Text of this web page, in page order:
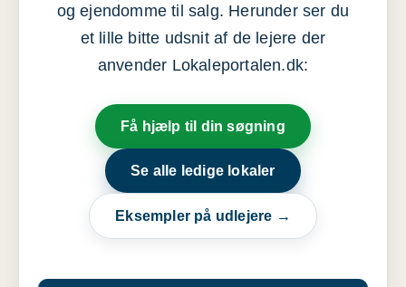
og ejendomme til salg. Herunder ser du
et lille bitte udsnit af de lejere der
anvender Lokaleportalen.dk:
Få hjælp til din søgning
Se alle ledige lokaler
Eksempler på udlejere →